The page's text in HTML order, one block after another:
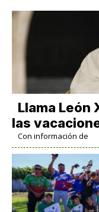
Llama León
las
Con información de